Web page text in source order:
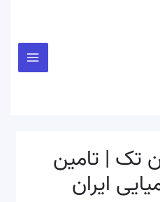
Menu
تک | تامین
ایران
شیمیایی
تماس